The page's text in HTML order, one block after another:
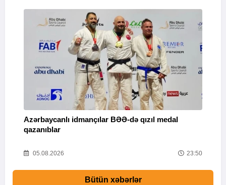
Azərbaycanlı idmançılar BƏƏ-də qızıl medal
qazanıblar
05.08.2026 23:50
Bütün xəbərlər